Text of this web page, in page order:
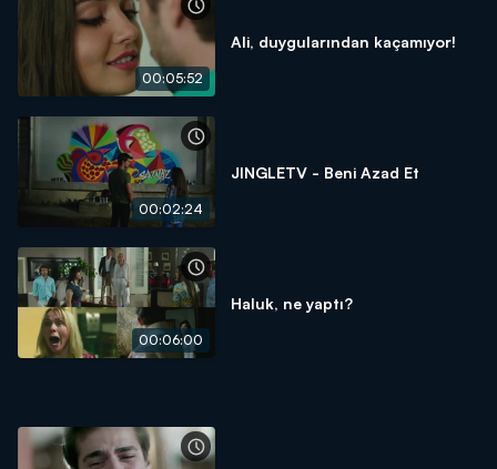
00:05:52
Ali, duygularından kaçamıyor!
00:02:24
JINGLETV - Beni Azad Et
00:06:00
Haluk, ne yaptı?